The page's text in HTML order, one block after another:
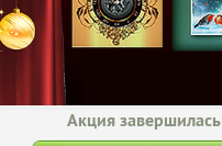
Акция завершилась